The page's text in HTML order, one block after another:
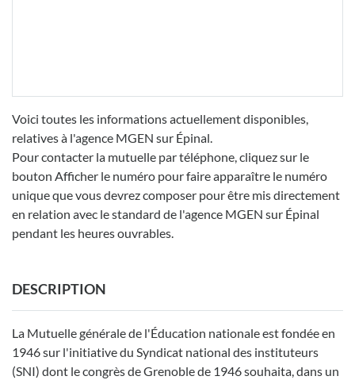
Voici toutes les informations actuellement disponibles,
relatives à l'agence MGEN sur Épinal.
Pour contacter la mutuelle par téléphone, cliquez sur le
bouton Afficher le numéro pour faire apparaître le numéro
unique que vous devrez composer pour être mis directement
en relation avec le standard de l'agence MGEN sur Épinal
pendant les heures ouvrables.
DESCRIPTION
La Mutuelle générale de l'Éducation nationale est fondée en
1946 sur l'initiative du Syndicat national des instituteurs
(SNI) dont le congrès de Grenoble de 1946 souhaita, dans un